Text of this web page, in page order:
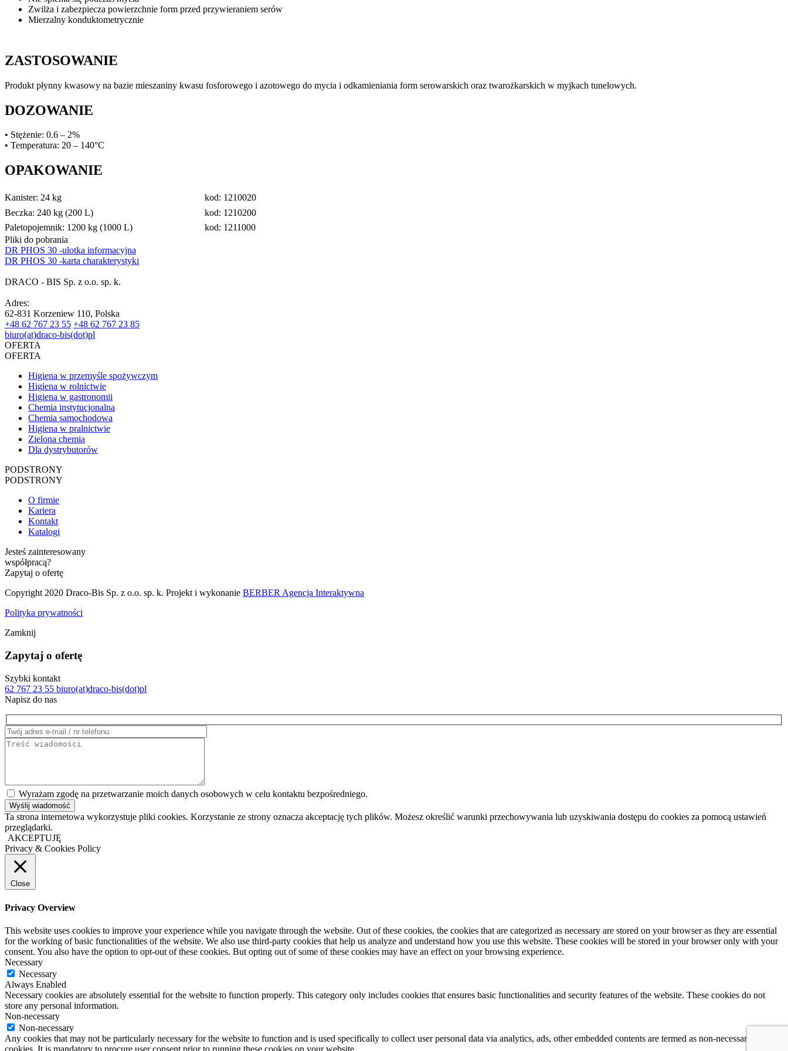
Zwilża i zabezpiecza powierzchnie form przed przywieraniem serów
Mierzalny konduktometrycznie
ZASTOSOWANIE
Produkt płynny kwasowy na bazie mieszaniny kwasu fosforowego i azotowego do mycia i odkamieniania form serowarskich oraz twarożkarskich w myjkach tunelowych.
DOZOWANIE
• Stężenie: 0.6 – 2%
• Temperatura: 20 – 140°C
OPAKOWANIE
Kanister: 24 kg
kod: 1210020
Beczka: 240 kg (200 L)
kod: 1210200
Paletopojemnik: 1200 kg (1000 L)
kod: 1211000
Pliki do pobrania
DR PHOS 30 -ulotka informacyjna
DR PHOS 30 -karta charakterystyki
DRACO - BIS Sp. z o.o. sp. k.
Adres:
62-831 Korzeniew 110, Polska
+48 62 767 23 55 +48 62 767 23 85
biuro(at)draco-bis(dot)pl
OFERTA
OFERTA
Higiena w przemyśle spożywczym
Higiena w rolnictwie
Higiena w gastronomii
Chemia instytucjonalna
Chemia samochodowa
Higiena w pralnictwie
Zielona chemia
Dla dystrybutorów
PODSTRONY
PODSTRONY
O firmie
Kariera
Kontakt
Katalogi
Jesteś zainteresowany
współpracą?
Zapytaj o ofertę
Copyright 2020 Draco-Bis Sp. z o.o. sp. k. Projekt i wykonanie BERBER Agencja Interaktywna
Polityka prywatności
Zamknij
Zapytaj o ofertę
Szybki kontakt
62 767 23 55 biuro(at)draco-bis(dot)pl
Napisz do nas
Wyrażam zgodę na przetwarzanie moich danych osobowych w celu kontaktu bezpośredniego.
Ta strona internetowa wykorzystuje pliki cookies. Korzystanie ze strony oznacza akceptację tych plików. Możesz określić warunki przechowywania lub uzyskiwania dostępu do cookies za pomocą ustawień
przeglądarki.
AKCEPTUJĘ
Privacy & Cookies Policy
Close
Privacy Overview
This website uses cookies to improve your experience while you navigate through the website. Out of these cookies, the cookies that are categorized as necessary are stored on your browser as they are essential
for the working of basic functionalities of the website. We also use third-party cookies that help us analyze and understand how you use this website. These cookies will be stored in your browser only with your
consent. You also have the option to opt-out of these cookies. But opting out of some of these cookies may have an effect on your browsing experience.
Necessary
Necessary
Always Enabled
Necessary cookies are absolutely essential for the website to function properly. This category only includes cookies that ensures basic functionalities and security features of the website. These cookies do not
store any personal information.
Non-necessary
Non-necessary
Any cookies that may not be particularly necessary for the website to function and is used specifically to collect user personal data via analytics, ads, other embedded contents are termed as non-necessary
cookies. It is mandatory to procure user consent prior to running these cookies on your website.